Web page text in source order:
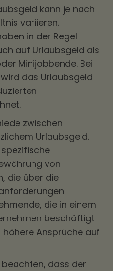
kann je nach
variieren.
in der Regel
auf Urlaubsgeld als
Minijobbende. Bei
das Urlaubsgeld
zwischen
Urlaubsgeld.
von
die über die
die in einem
beschäftigt
Ansprüche auf
dass der